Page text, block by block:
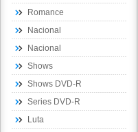
Romance
Nacional
Nacional
Shows
Shows DVD-R
Series DVD-R
Luta